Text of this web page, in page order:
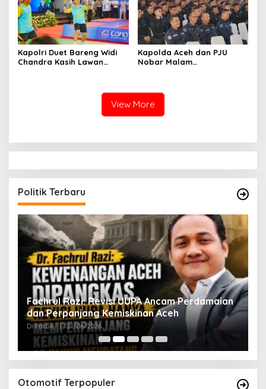
Kapolri Duet Bareng Widi
Chandra Kasih Lawan
Kapolda Aceh dan PJU
Nobar Malam
View More
Politik Terbaru
Fachrul Razi: Revisi UUPA Ancam Perdamaian
dan Perpanjang Kemiskinan Aceh
Di Politik 21/06/2026
Otomotif Terpopuler